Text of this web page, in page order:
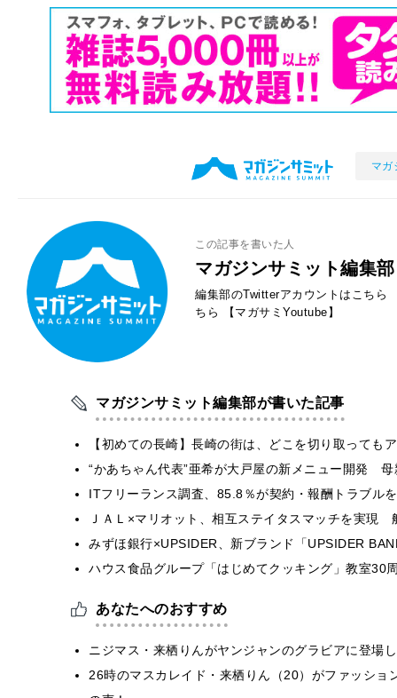
マガ
この記事を書いた人
マガジンサミット編集部
編集部のTwitterアカウントはこちら
ちら
【マガサミYoutube】
マガジンサミット編集部が書いた記事
【初めての長崎】長崎の街は、どこを切り取って
“かあちゃん代表”亜希が大戸屋の新メニュー開発
ITフリーランス調査、85.8％が契約・報酬トラブ
ＪＡＬ×マリオット、相互ステイタスマッチを実
みずほ銀行×UPSIDER、新ブランド「UPSIDER
ハウス食品グループ「はじめてクッキング」教室
あなたへのおすすめ
ニジマス・来栖りんがヤンジャンのグラビアに登場
26時のマスカレイド・来栖りん（20）がファッシ